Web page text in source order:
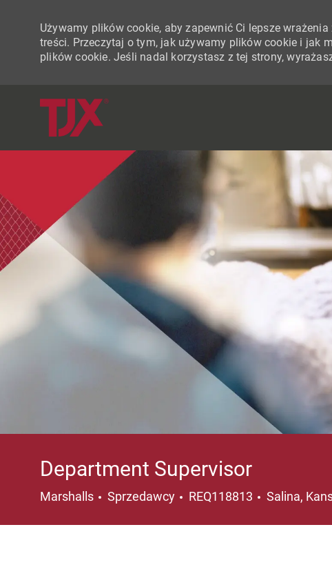
Używamy plików cookie, aby zapewnić Ci lepsze
treści. Przeczytaj o tym, jak używamy plików cookie i jak
plików cookie. Jeśli nadal korzystasz z tej strony,
Department Supervisor
Marshalls Kategoria
Sprzedawcy REQ118813 Lokalizacja
Salina,